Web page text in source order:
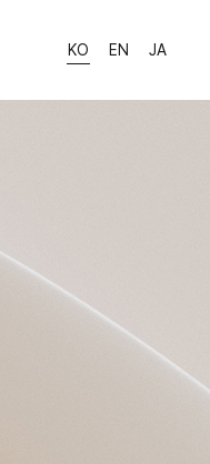
KO EN JA